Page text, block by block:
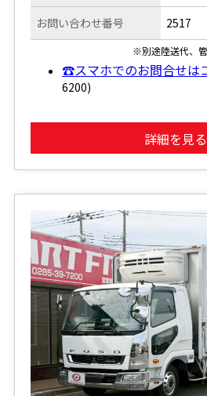
お問い合わせ番号 2517
※別途陸送代、
☎スマホでのお問合せは
6200)
詳細を見る